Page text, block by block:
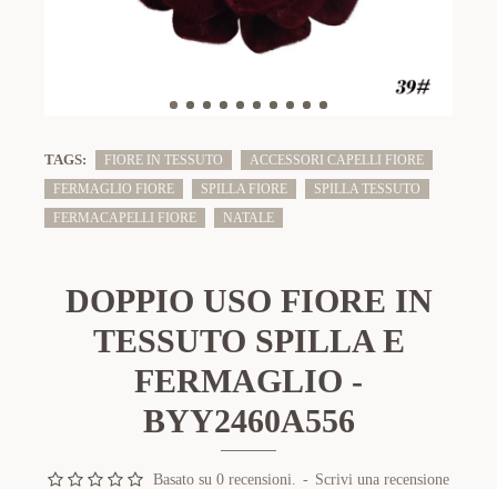
TAGS: FIORE IN TESSUTO
ACCESSORI CAPELLI FIORE
FERMAGLIO FIORE
SPILLA FIORE
SPILLA TESSUTO
FERMACAPELLI FIORE
NATALE
DOPPIO USO FIORE IN
TESSUTO SPILLA E
FERMAGLIO -
BYY2460A556
Basato su 0 recensioni. - Scrivi una recensione